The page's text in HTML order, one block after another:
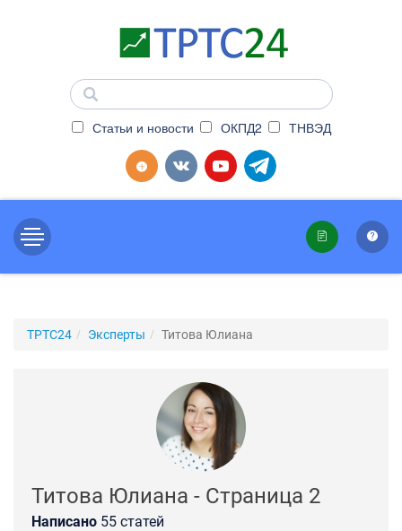
Статьи и новости ОКПД2 ТНВЭД
ТРТС24 Эксперты Титова Юлиана
Титова Юлиана - Страница 2
Написано 55 статей